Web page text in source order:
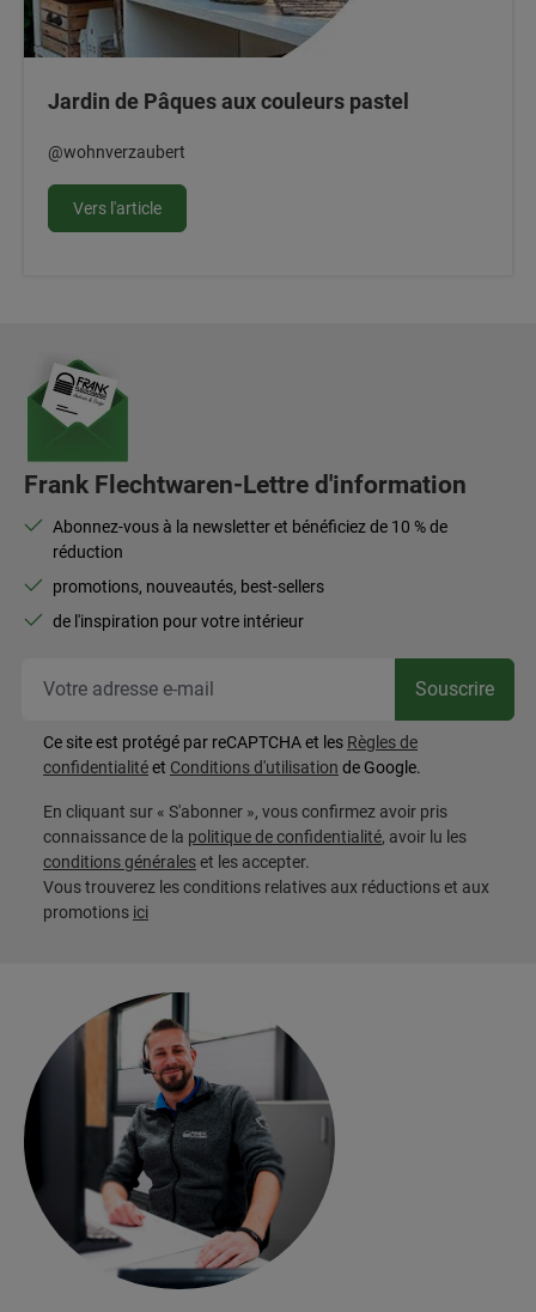
Jardin de Pâques aux couleurs pastel
@wohnverzaubert
Vers l'article
Frank Flechtwaren-Lettre d'information
Abonnez-vous à la newsletter et bénéficiez de 10 % de
réduction
promotions, nouveautés, best-sellers
de l'inspiration pour votre intérieur
Souscrire
Ce site est protégé par reCAPTCHA et les Règles de
confidentialitéet Conditions d'utilisation de Google.
En cliquant sur « S'abonner », vous confirmez avoir pris
connaissance de la politique de confidentialité, avoir lu les
conditions généraleset les accepter.
Vous trouverez les conditions relatives aux réductions et aux
promotions ici